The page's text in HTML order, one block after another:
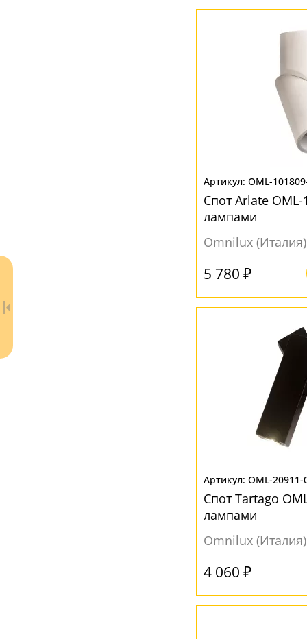
- бесплатно по России
- бесплатная доставка
OML-
Спот Arlate OML-
лампами
Omnilux (Италия)
5 780 ₽
OML-20911-
Спот Tartago
лампами
Omnilux (Италия)
4 060 ₽